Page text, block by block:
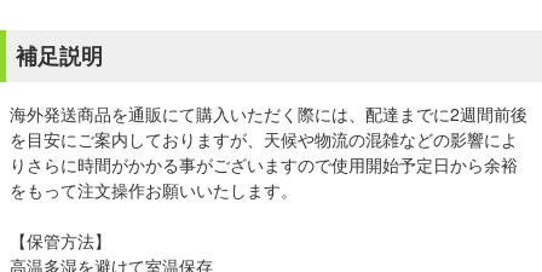
補足説明
海外発送商品を通販にて購入いただく際には、配達までに2週間前後
を目安にご案内しておりますが、天候や物流の混雑などの影響によ
りさらに時間がかかる事がございますので使用開始予定日から余裕
をもって注文操作お願いいたします。
【保管方法】
高温多湿を避けて室温保存